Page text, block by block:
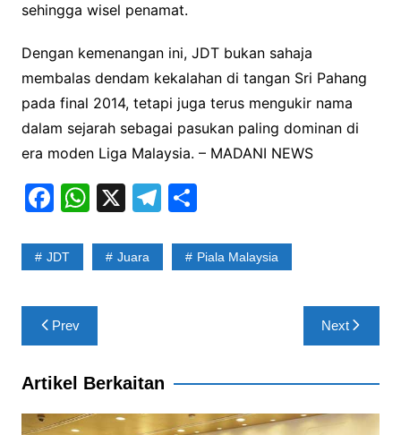
sehingga wisel penamat.
Dengan kemenangan ini, JDT bukan sahaja
membalas dendam kekalahan di tangan Sri Pahang
pada final 2014, tetapi juga terus mengukir nama
dalam sejarah sebagai pasukan paling dominan di
era moden Liga Malaysia. – MADANI NEWS
F
c
b
o
o
k
W
at
A
p
p
X T
e
S
ar
JDT Juara Piala Malaysia
Post
navigation
Prev Next
Artikel Berkaitan